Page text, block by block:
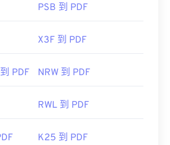
PSB 到 PDF
X3F 到 PDF
PDF NRW 到 PDF
RWL 到 PDF
K25 到 PDF